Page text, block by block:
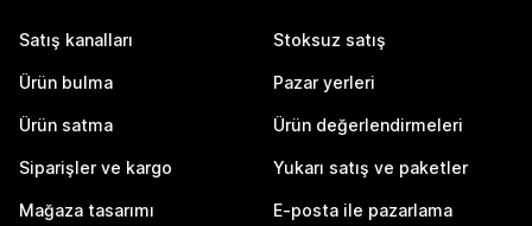
Satış kanalları
Ürün bulma
Ürün satma
Siparişler ve kargo
Mağaza tasarımı
Stoksuz satış
Pazar yerleri
Ürün değerlendirmeleri
Yukarı satış ve paketler
E-posta ile pazarlama